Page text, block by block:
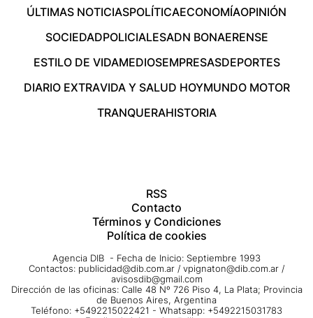
ÚLTIMAS NOTICIASPOLÍTICAECONOMÍAOPINIÓN
SOCIEDADPOLICIALESADN BONAERENSE
ESTILO DE VIDAMEDIOSEMPRESASDEPORTES
DIARIO EXTRAVIDA Y SALUD HOYMUNDO MOTOR
TRANQUERAHISTORIA
RSS
Contacto
Términos y Condiciones
Política de cookies
Agencia DIB - Fecha de Inicio: Septiembre 1993
Contactos: publicidad@dib.com.ar / vpignaton@dib.com.ar /
avisosdib@gmail.com
Dirección de las oficinas: Calle 48 Nº 726 Piso 4, La Plata; Provincia
de Buenos Aires, Argentina
Teléfono: +5492215022421 - Whatsapp: +5492215031783